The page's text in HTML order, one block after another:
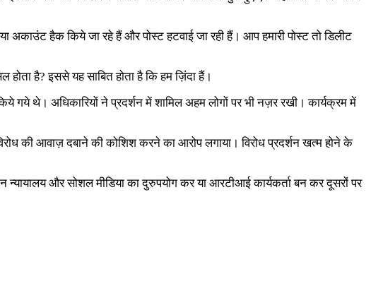
अकाउंट हैक किये जा रहे हैं और पोस्ट हटवाई जा रही हैं। आप हमारी पोस्ट तो डिलीट
है? इससे यह साबित होता है कि हम ज़िंदा हैं।
गये थे। अधिकारियों ने प्रदर्शन में शामिल अहम लोगों पर भी नज़र रखी। कार्यक्रम में
की आवाज़ दबाने की कोशिश करने का आरोप लगाया। विरोध प्रदर्शन खत्म होने के
न्यायालय और सोशल मीडिया का दुरुपयोग कर या आरटीआई कार्यकर्ता बन कर दूसरों पर